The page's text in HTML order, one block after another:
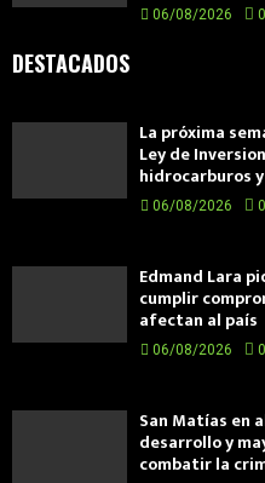
06/08/2026 0
DESTACADOS
La próxima
Ley de
hidrocarburos
06/08/2026 0
Edmand Lara
cumplir
afectan al país
06/08/2026 0
San Matías en
desarrollo y
combatir la